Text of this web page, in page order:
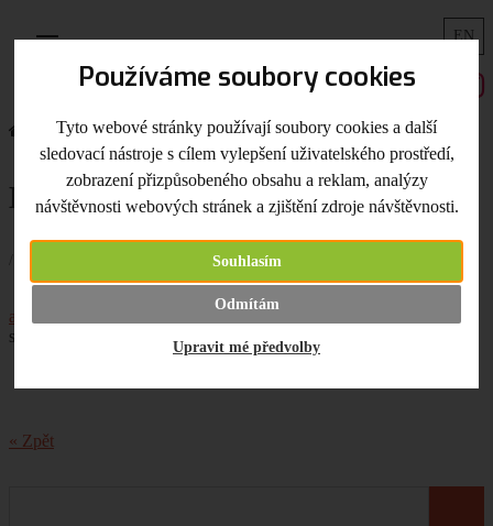
Používáme soubory cookies
Tyto webové stránky používají soubory cookies a další
sledovací nástroje s cílem vylepšení uživatelského prostředí,
zobrazení přizpůsobeného obsahu a reklam, analýzy
návštěvnosti webových stránek a zjištění zdroje návštěvnosti.
Souhlasím
Odmítám
Upravit mé předvolby
EN
Úvodní strana Co je nového Metalické akrylky Cadence
Metalické akrylky Cadence
Přidali jsme pár nových odstínů metalických
akrylových barev Cadence
sítotiskovými šablonami.
« Zpět